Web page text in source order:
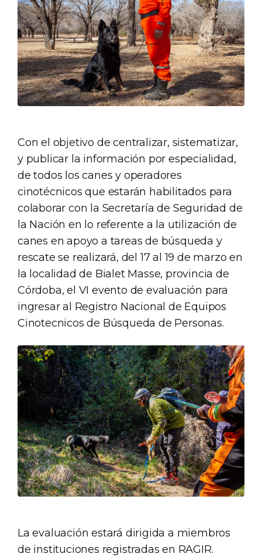
Con el objetivo de centralizar, sistematizar,
y publicar la información por especialidad,
de todos los canes y operadores
cinotécnicos que estarán habilitados para
colaborar con la Secretaría de Seguridad de
la Nación en lo referente a la utilización de
canes en apoyo a tareas de búsqueda y
rescate se realizará, del 17 al 19 de marzo en
la localidad de Bialet Masse, provincia de
Córdoba, el VI evento de evaluación para
ingresar al Registro Nacional de Equipos
Cinotecnicos de Búsqueda de Personas.
La evaluación estará dirigida a miembros
de instituciones registradas en RAGIR.